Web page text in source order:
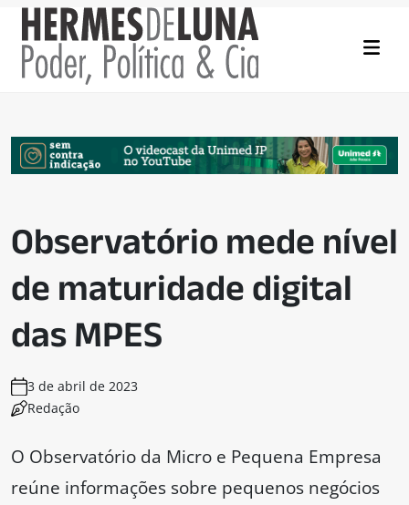
Observatório mede nível
de maturidade digital
das MPES
3 de abril de 2023
Redação
O Observatório da Micro e Pequena Empresa
reúne informações sobre pequenos negócios